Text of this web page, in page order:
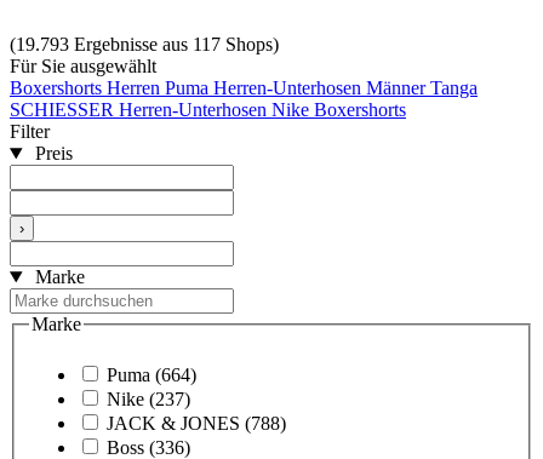
(19.793 Ergebnisse aus 117 Shops)
Für Sie ausgewählt
Boxershorts Herren Puma Herren-Unterhosen Männer Tanga
SCHIESSER Herren-Unterhosen Nike Boxershorts
Filter
Preis
›
Marke
Marke
Puma (664)
Nike (237)
JACK & JONES (788)
Boss (336)